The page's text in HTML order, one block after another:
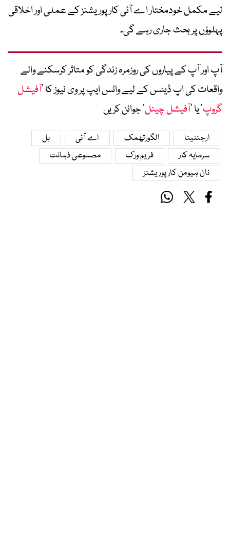
لیے مکمل خودمختار اے آئی کارپوریشنز کے عملی اور اخلاقی
پہلوؤں پر بحث جاری رہے گی۔
آپ اور آپ کے پیاروں کی روزمرہ زندگی کو متاثر کرسکنے والے
واقعات کی اپ ڈیٹس کے لیے واٹس ایپ پر وی نیوز کا ’آفیشل
گروپ‘ یا ’آفیشل چینل‘ جوائن کریں
ارجنٹینا الگورتھمک اے آئی
بل
سرمایہ کار
فریم ورک
مصنوعی ذہانت
نان ہیومن کارپوریشنز